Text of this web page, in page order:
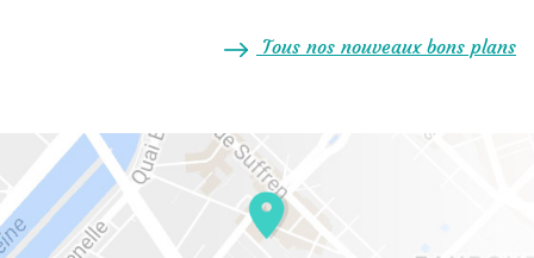
Tous nos nouveaux bons plans